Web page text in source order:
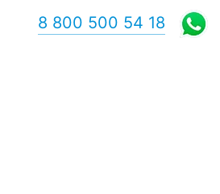
8 800 500 54 18